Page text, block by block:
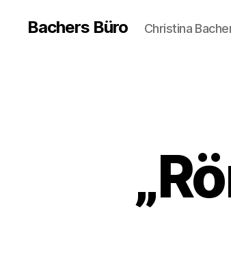
Bachers Büro Christina